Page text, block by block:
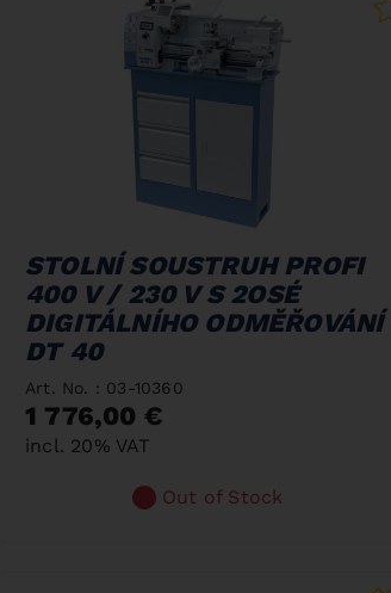
STOLNÍ SOUSTRUH PROFI
400 V / 230 V S 2OSÉ
DIGITÁLNÍHO ODMĚŘOVÁNÍ
DT 40
Art. No. : 03-10360
1 776,00 €
incl. 20% VAT
Out of Stock